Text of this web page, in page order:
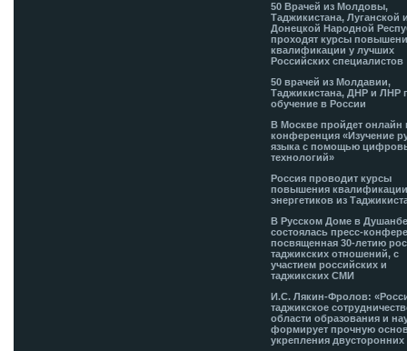
50 Врачей из Молдовы,
Таджикистана, Луганской
Донецкой Народной
проходят курсы
квалификации у лучших
Российских специалистов
50 врачей из Молдавии,
Таджикистана, ДНР и ЛНР
обучение в России
В Москве пройдет онлайн
конференция «Изучение
языка с помощью
технологий»
Россия проводит курсы
повышения
энергетиков из
В Русском Доме в
состоялась пресс-
посвященная 30-летию
таджикских отношений, с
участием российских и
таджикских СМИ
И.С. Лякин-Фролов:
таджикское
области образования и
формирует прочную
укрепления двусторонних